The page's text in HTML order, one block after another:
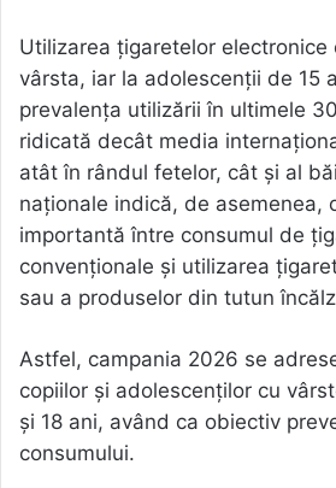
Utilizarea țigaretelor electronice
vârsta, iar la adolescenții de 15
prevalența utilizării în ultimele
ridicată decât media
atât în rândul fetelor, cât și al
naționale indică, de asemenea,
importantă între consumul de
convenționale și utilizarea
sau a produselor din tutun
Astfel, campania 2026 se
copiilor și adolescenților cu
și 18 ani, având ca obiectiv
consumului.